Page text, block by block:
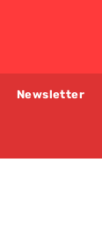
Newsletter